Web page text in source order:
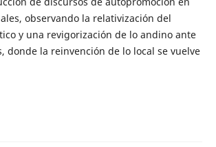
observando la relativización del
y una revigorización de lo andino ante
donde la reinvención de lo local se vuelve